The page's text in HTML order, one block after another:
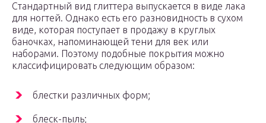
Стандартный вид глиттера выпускается в виде лака
для ногтей. Однако есть его разновидность в сухом
виде, которая поступает в продажу в круглых
баночках, напоминающей тени для век или
наборами. Поэтому подобные покрытия можно
классифицировать следующим образом:
блестки различных форм;
блеск-пыль;